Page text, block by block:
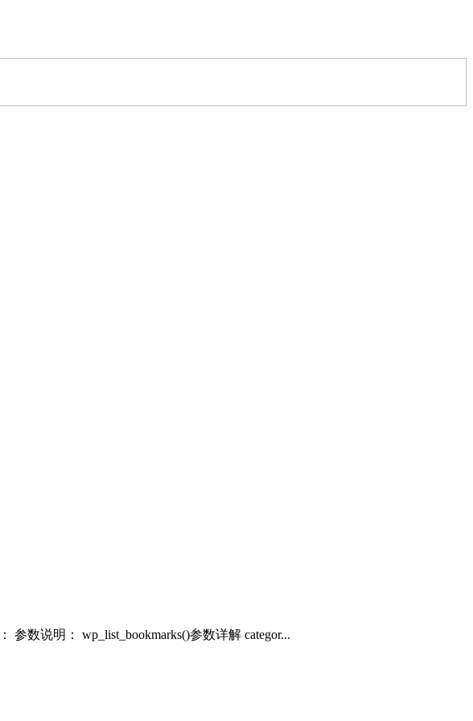
数说明： wp_list_bookmarks()参数详解 categor...